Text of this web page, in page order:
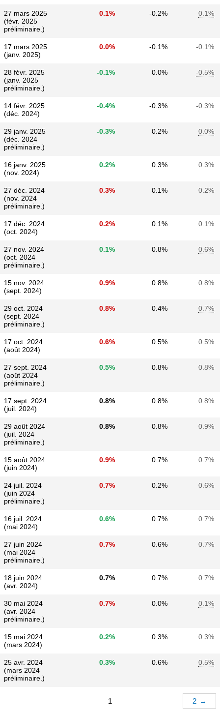
27 mars 2025
(févr. 2025
préliminaire.)
0.1% -0.2% 0.1%
17 mars 2025
(janv. 2025)
0.0% -0.1% -0.1%
28 févr. 2025
(janv. 2025
préliminaire.)
-0.1% 0.0% -0.5%
14 févr. 2025
(déc. 2024)
-0.4% -0.3% -0.3%
29 janv. 2025
(déc. 2024
préliminaire.)
-0.3% 0.2% 0.0%
16 janv. 2025
(nov. 2024)
0.2% 0.3% 0.3%
27 déc. 2024
(nov. 2024
préliminaire.)
0.3% 0.1% 0.2%
17 déc. 2024
(oct. 2024)
0.2% 0.1% 0.1%
27 nov. 2024
(oct. 2024
préliminaire.)
0.1% 0.8% 0.6%
15 nov. 2024
(sept. 2024)
0.9% 0.8% 0.8%
29 oct. 2024
(sept. 2024
préliminaire.)
0.8% 0.4% 0.7%
17 oct. 2024
(août 2024)
0.6% 0.5% 0.5%
27 sept. 2024
(août 2024
préliminaire.)
0.5% 0.8% 0.8%
17 sept. 2024
(juil. 2024)
0.8% 0.8% 0.8%
29 août 2024
(juil. 2024
préliminaire.)
0.8% 0.8% 0.9%
15 août 2024
(juin 2024)
0.9% 0.7% 0.7%
24 juil. 2024
(juin 2024
préliminaire.)
0.7% 0.2% 0.6%
16 juil. 2024
(mai 2024)
0.6% 0.7% 0.7%
27 juin 2024
(mai 2024
préliminaire.)
0.7% 0.6% 0.7%
18 juin 2024
(avr. 2024)
0.7% 0.7% 0.7%
30 mai 2024
(avr. 2024
préliminaire.)
0.7% 0.0% 0.1%
15 mai 2024
(mars 2024)
0.2% 0.3% 0.3%
25 avr. 2024
(mars 2024
préliminaire.)
0.3% 0.6% 0.5%
1 2 →